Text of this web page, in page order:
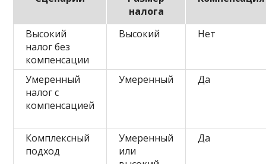
налога
Высокий
налог без
компенсации
Высокий Нет
Умеренный
налог с
компенсацией
Умеренный Да
Комплексный
подход
Умеренный
или
Да